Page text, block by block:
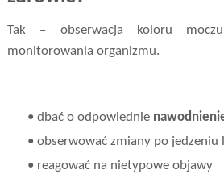
Tak – obserwacja koloru
monitorowania organizmu.
• dbać o odpowiednie
• obserwować zmiany po jedzeniu
• reagować na nietypowe objawy